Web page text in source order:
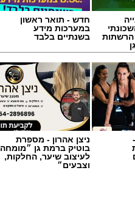
חדש - תואר ראשון
במערכות מידע
בשנתיים בלבד
ניצן אהרון - מספרת
בוטיק ברמת גן ״מומחה
לעיצוב שיער, החלקות,
וצבעים״